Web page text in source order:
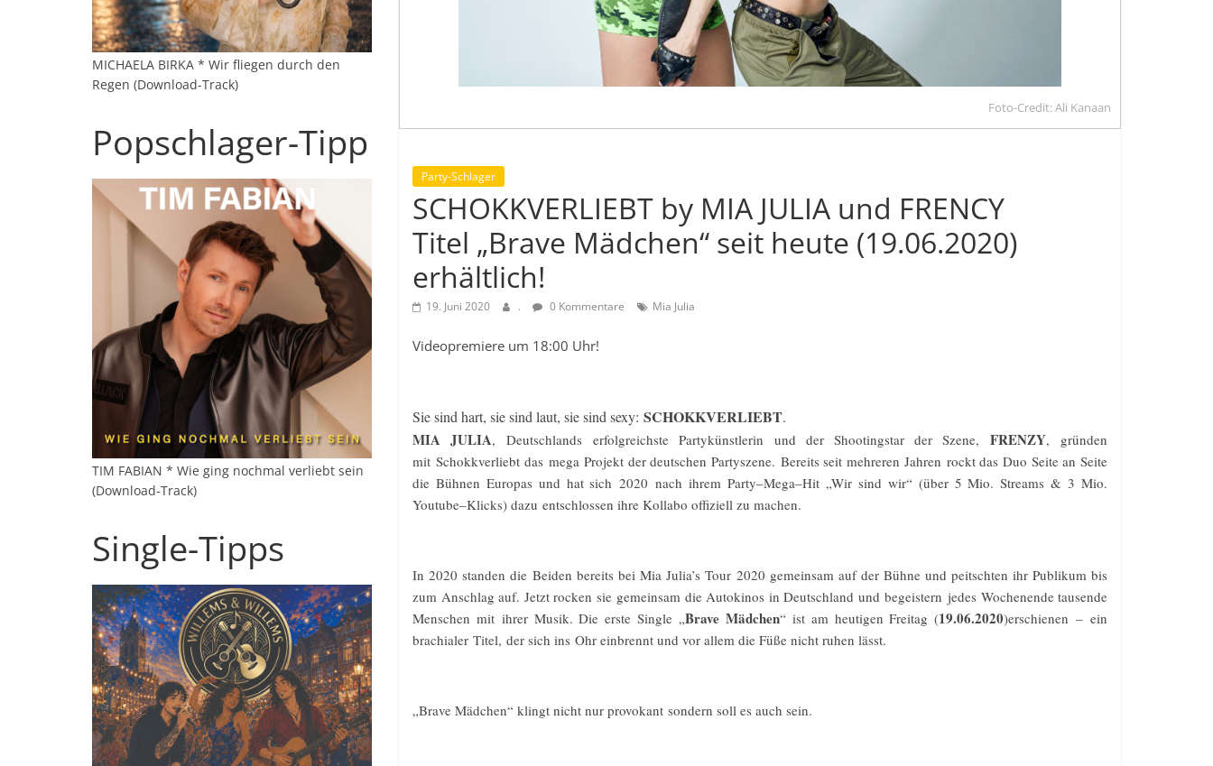
Foto-Credit: Ali Kanaan
Party-Schlager
SCHOKKVERLIEBT by MIA JULIA und FRENCY
Titel „Brave Mädchen“ seit heute (19.06.2020)
erhältlich!
19. Juni 2020 . 0 Kommentare Mia Julia
Videopremiere um 18:00 Uhr!
Sie sind hart, sie sind laut, sie sind sexy: SCHOKKVERLIEBT.
MIA JULIA, Deutschlands erfolgreichste Partykünstlerin und der Shootingstar der Szene, FRENZY, gründen
mit Schokkverliebtdasmega Projekt der deutschen Partyszene. Bereits seit mehreren Jahren rockt das Duo Seite an Seite
die Bühnen Europas und hat sich2020nach ihrem Party–Mega–Hit „Wir sind wir“ (über 5 Mio. Streams & 3 Mio.
Youtube–Klicks) dazu entschlossen ihre Kollabo offiziell zu machen.
In 2020 standen die Beiden bereits bei Mia Julia’s Tour 2020 gemeinsam auf der Bühne und peitschten ihr Publikum bis
zum Anschlag auf. Jetzt rocken sie gemeinsam die Autokinos in Deutschland undbegeistern jedes Wochenende tausende
Menschen mit ihrer Musik. Die erste Single „Brave Mädchen“ ist am heutigen Freitag (19.06.2020)erschienen–ein
brachialer Titel, der sich ins Ohr einbrennt und vor allem die Füße nicht ruhen lässt.
„Brave Mädchen“ klingt nicht nur provokant sondern soll es auch sein.
MICHAELA BIRKA * Wir fliegen durch den
Regen (Download-Track)
Popschlager-Tipp
TIM FABIAN * Wie ging nochmal verliebt sein
(Download-Track)
Single-Tipps